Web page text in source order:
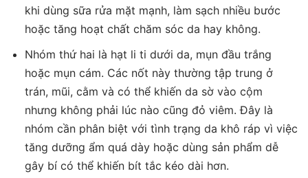
khi dùng sữa rửa mặt mạnh, làm sạch nhiều bước
hoặc tăng hoạt chất chăm sóc da hay không.
Nhóm thứ hai là hạt li ti dưới da, mụn đầu trắng
hoặc mụn cám. Các nốt này thường tập trung ở
trán, mũi, cằm và có thể khiến da sờ vào cộm
nhưng không phải lúc nào cũng đỏ viêm. Đây là
nhóm cần phân biệt với tình trạng da khô ráp vì việc
tăng dưỡng ẩm quá dày hoặc dùng sản phẩm dễ
gây bí có thể khiến bít tắc kéo dài hơn.